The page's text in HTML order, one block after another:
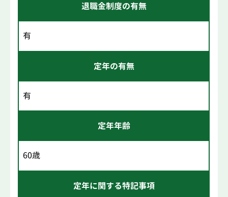
退職金制度の有無
有
定年の有無
有
定年年齢
60歳
定年に関する特記事項